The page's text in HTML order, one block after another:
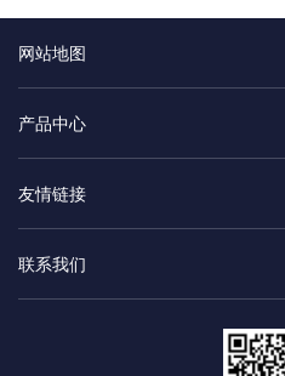
网站地图
产品中心
友情链接
联系我们